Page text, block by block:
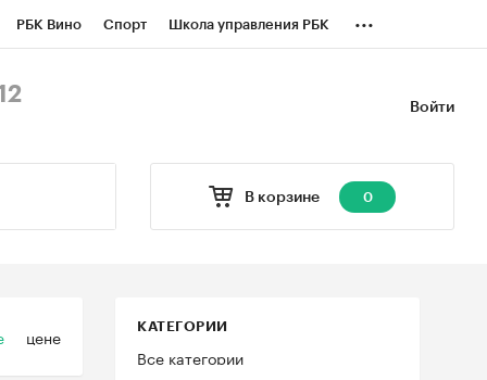
РБК Вино Спорт Школа управления РБК ...
Войти
В корзине 0
цене КАТЕГОРИИ
Все категории